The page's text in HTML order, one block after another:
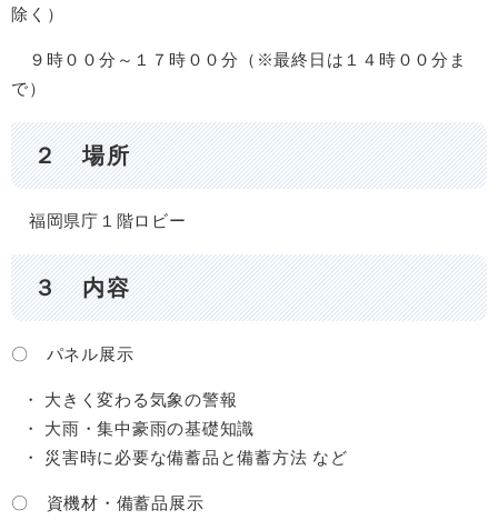
除く）
９時００分～１７時００分（※最終日は１４時００分ま
で）
２ 場所
福岡県庁１階ロビー
３ 内容
〇​ パネル展示
・ 大きく変わる気象の警報
・ 大雨・集中豪雨の基礎知識
​ ・ 災害時に必要な備蓄品と備蓄方法 など
〇 資機材・備蓄品展示